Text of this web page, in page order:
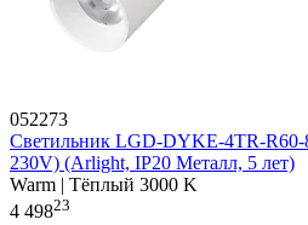
052273
Светильник LGD-DYKE-4TR-R60-
230V) (Arlight, IP20 Металл, 5 лет)
Warm | Тёплый 3000 K
4 49823